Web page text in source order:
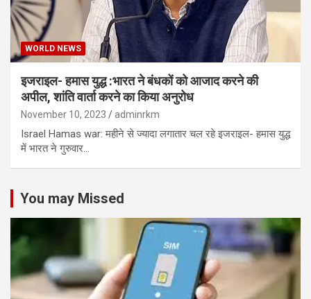
WORLD NEWS
इजराइल- हमास युद्ध :भारत ने बंधकों को आजाद करने की
अपील, शांति वार्ता करने का किया अनुरोध
November 10, 2023 adminrkm
Israel Hamas war: महीने से ज्यादा लगातार चल रहे इजराइल- हमास युद्ध
में भारत ने गुरुवार…
You may Missed